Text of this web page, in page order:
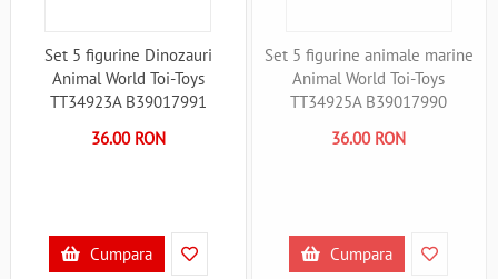
Set 5 figurine Dinozauri
Animal World Toi-Toys
TT34923A B39017991
36.00 RON
Cumpara
Set 5 figurine animale marine
Animal World Toi-Toys
TT34925A B39017990
36.00 RON
Cumpara